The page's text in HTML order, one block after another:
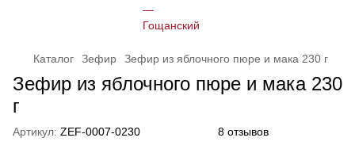
Каталог Зефир Зефир из яблочного пюре и мака 230 г
Зефир из яблочного пюре и мака 230
г
Артикул: ZEF-0007-0230 8 отзывов